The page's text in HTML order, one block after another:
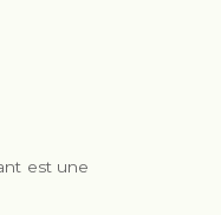
est une